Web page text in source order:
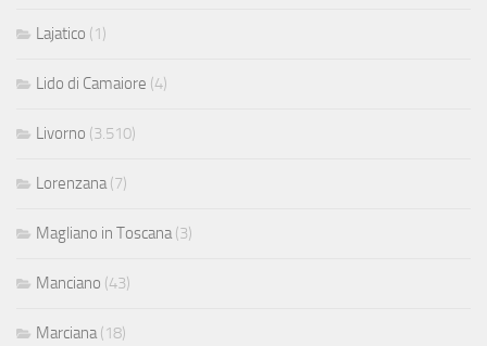
Lajatico (1)
Lido di Camaiore (4)
Livorno (3.510)
Lorenzana (7)
Magliano in Toscana (3)
Manciano (43)
Marciana (18)